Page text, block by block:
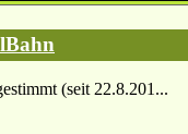
(seit 22.8.201...